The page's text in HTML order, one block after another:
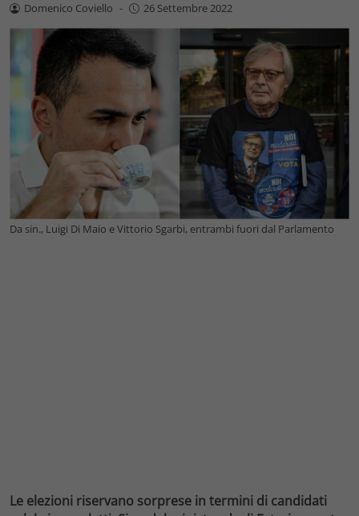
Domenico Coviello - 26 Settembre 2022
Da sin., Luigi Di Maio e Vittorio Sgarbi, entrambi fuori dal Parlamento
Le elezioni riservano sorprese in termini di candidati